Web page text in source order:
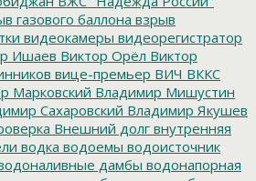
газового баллона взрыв
видеокамеры видеорегистратор
Ишаев Виктор Орёл Виктор
вице-премьер ВИЧ ВККС
Марковский Владимир Мишустин
Сахаровский Владимир Якушев
Внешний долг внутренняя
водка водоемы водоисточник
дамбы водонапорная